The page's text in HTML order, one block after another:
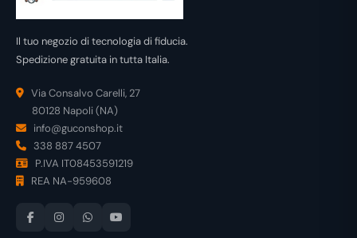
Il tuo negozio di tecnologia di fiducia.
Spedizione gratuita in tutta Italia.
Via Consalvo Carelli, 27
80128 Napoli (NA)
info@guconshop.it
338 887 4507
P.IVA IT08453591219
REA NA-959608